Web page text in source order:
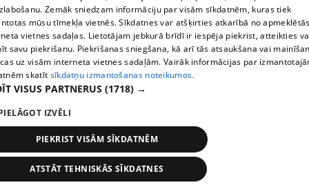
pirms 2 gadiem, 1 mēneša 00:02:31
Cik izmaksājusi Laimas Vaikules dārgākā tikšanās
restorānā?
1. epizode
Zemāk sniedzam informāciju par visām sīkdatnēm, kuras tiek
mūsu tīmekļa vietnēs. Sīkdatnes var atšķirties atkarībā no
vietnes sadaļas. Lietotājam jebkurā brīdī ir iespēja piekrist, atteikties
savu piekrišanu. Piekrišanas sniegšana, kā arī tās atsaukšana vai
uz visām interneta vietnes sadaļām. Vairāk informācijas par
skatīt sīkdatņu izmantošanas noteikumos.
VISUS PARTNERUS (1718) →
IZVĒLI
PIEKRIST VISĀM SĪKDATNĒM
ATSTĀT TEHNISKĀS SĪKDATNES